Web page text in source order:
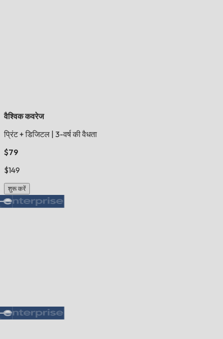
वैश्विक कवरेज
प्रिंट + डिजिटल 3-वर्ष की वैधता
$79
$149
शुरू करें